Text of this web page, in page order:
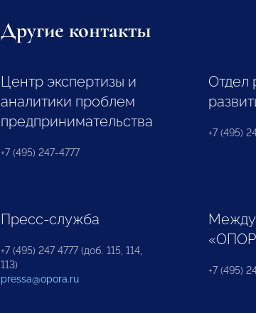
Другие контакты
Центр экспертизы и
аналитики проблем
предпринимательства
+7 (495) 247-4777
Отдел
+7 (495)
Пресс-служба
+7 (495) 247 4777 (доб. 115, 114,
113)
pressa@opora.ru
+7 (495)